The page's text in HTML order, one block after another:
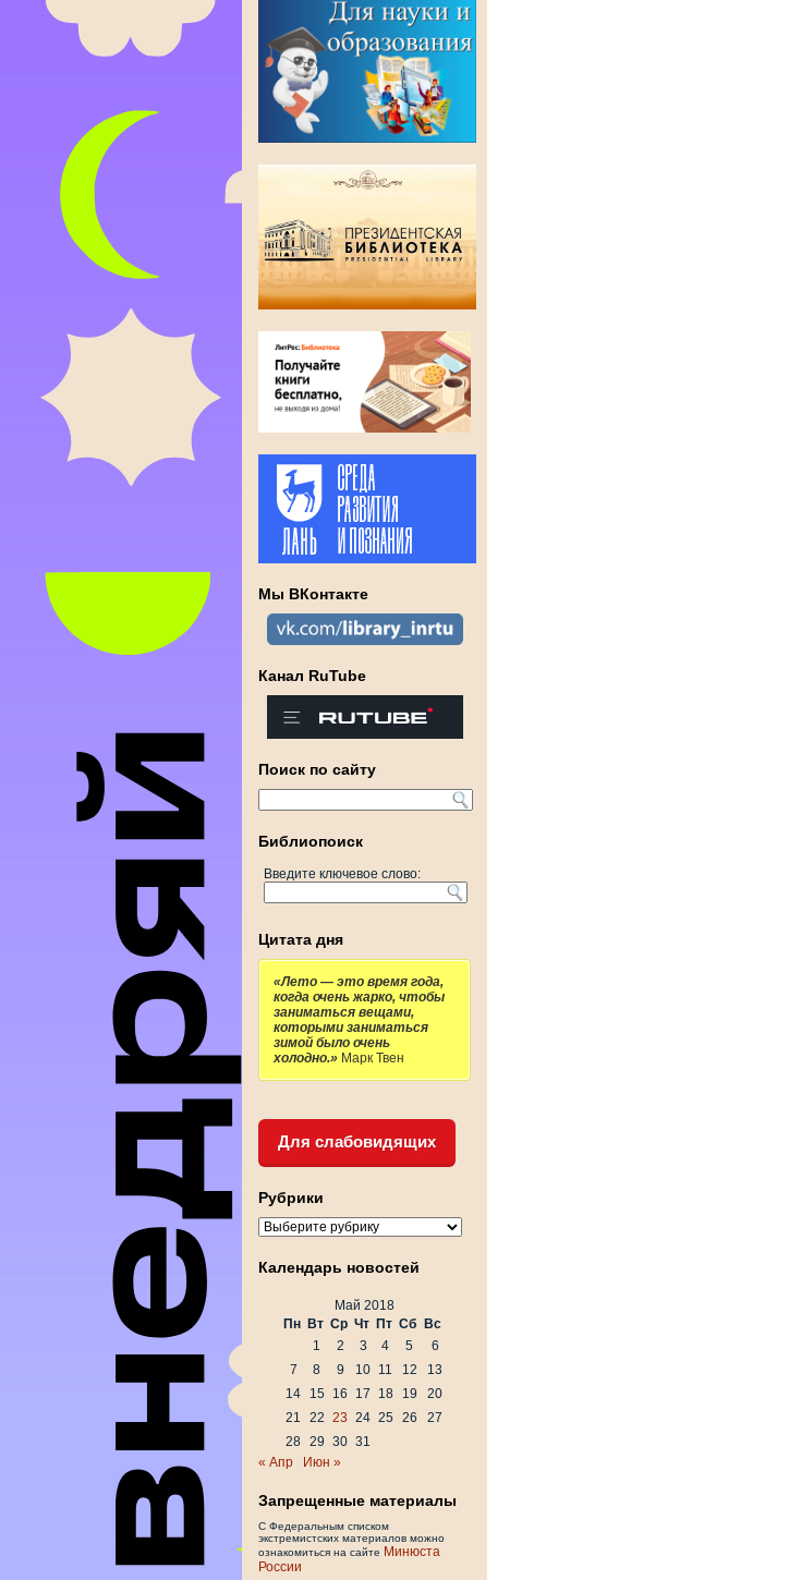
Мы ВКонтакте
Канал RuTube
Поиск по сайту
Библиопоиск
Введите ключевое слово:
Цитата дня
«Лето — это время года,
когда очень жарко, чтобы
заниматься вещами,
которыми заниматься
зимой было очень
холодно.» Марк Твен
Для слабовидящих
Рубрики
Рубрики
Календарь новостей
Май 2018
Пн Вт Ср Чт Пт Сб
Вс
1
2 3 4 5
6
7
8 9 10 11 12
13
14
15 16 17 18 19
20
21
22 23 24 25 26
27
28 29 30 31
« Апр
Июн »
Запрещенные материалы
С Федеральным списком
экстремистских материалов можно
ознакомиться на сайте Минюста
России